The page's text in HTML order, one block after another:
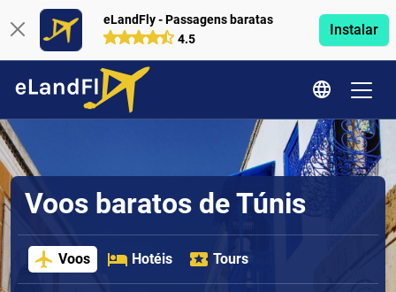
eLandFly - Passagens baratas
4.5
Instalar
Voos baratos de Túnis
Voos Hotéis Tours